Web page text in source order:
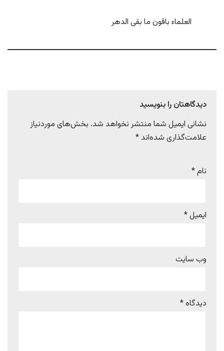
العلماء باقون ما بقی الدهر
دیدگاهتان را بنویسید
نشانی ایمیل شما منتشر نخواهد شد. بخش‌های موردنیاز
علامت‌گذاری شده‌اند *
نام*
ایمیل*
وب‌ سایت
دیدگاه*